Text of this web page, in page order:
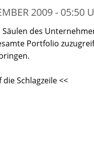
2009 - 05:50
des
Portfolio
die Schlagzeile <<